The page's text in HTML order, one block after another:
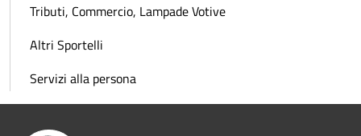
Tributi, Commercio, Lampade Votive
Altri Sportelli
Servizi alla persona